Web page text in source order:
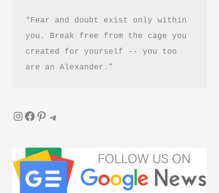
“Fear and doubt exist only within
you. Break free from the cage you
created for yourself -- you too
are an Alexander.”
InstagramFacebook Pinterest Telegram